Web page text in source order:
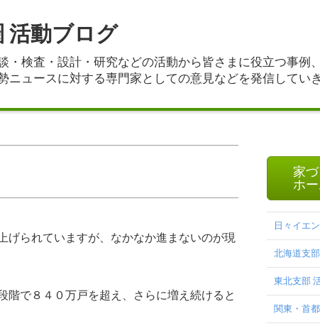
活動ブログ
・検査・設計・研究などの活動から皆さまに役立つ事例
ニュースに対する専門家としての意見などを発信していき
られていますが、なかなか進まないのが現
で８４０万戸を超え、さらに増え続けると
家
ホ
日々イエ
北海道支
東北支部
関東・首